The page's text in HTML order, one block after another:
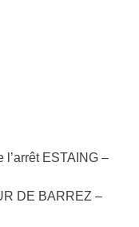
l’arrêt ESTAING –
DE BARREZ –